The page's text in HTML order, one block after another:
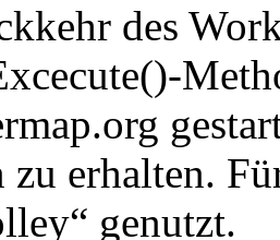
des
zu erhalten.
genutzt.